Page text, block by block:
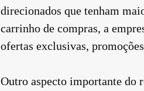
direcionados que tenham
carrinho de compras, a
ofertas exclusivas,
Outro aspecto importante do